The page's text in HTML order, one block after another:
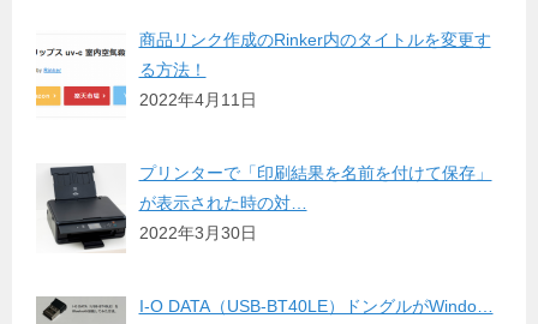
商品リンク作成のRinker内のタイトルを変更す
る方法！
2022年4月11日
プリンターで「印刷結果を名前を付けて保存」
が表示された時の対…
2022年3月30日
I-O DATA（USB-BT40LE）ドングルがWindo…